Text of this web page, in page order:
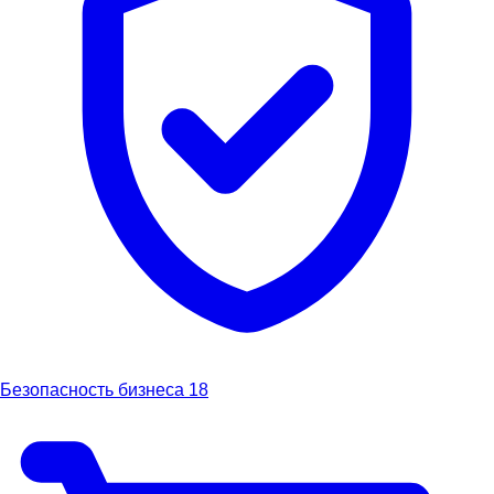
Безопасность бизнеса 18